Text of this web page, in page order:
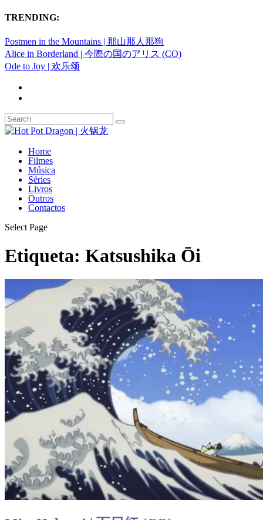
TRENDING:
Postmen in the Mountains | 那山那人那狗
Alice in Borderland | 今際の国のアリス (CO)
Ode to Joy | 欢乐颂
Home
Filmes
Música
Séries
Livros
Outros
Contactos
Select Page
Etiqueta: Katsushika Ōi